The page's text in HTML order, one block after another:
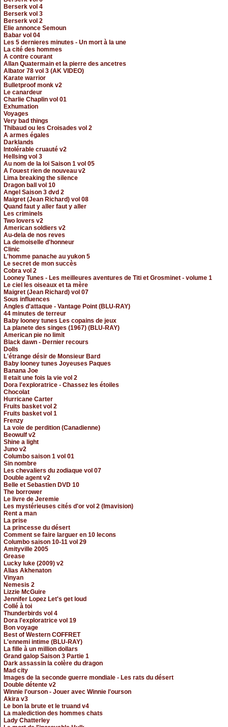
Berserk vol 4
Berserk vol 3
Berserk vol 2
Elie annonce Semoun
Babar vol 04
Les 5 dernieres minutes - Un mort à la une
La cité des hommes
A contre courant
Allan Quatermain et la pierre des ancetres
Albator 78 vol 3 (AK VIDEO)
Karate warrior
Bulletproof monk v2
Le canardeur
Charlie Chaplin vol 01
Exhumation
Voyages
Very bad things
Thibaud ou les Croisades vol 2
A armes égales
Darklands
Intolérable cruauté v2
Hellsing vol 3
Au nom de la loi Saison 1 vol 05
A l'ouest rien de nouveau v2
Lima breaking the silence
Dragon ball vol 10
Angel Saison 3 dvd 2
Maigret (Jean Richard) vol 08
Quand faut y aller faut y aller
Les criminels
Two lovers v2
American soldiers v2
Au-dela de nos reves
La demoiselle d'honneur
Clinic
L'homme panache au yukon 5
Le secret de mon succès
Cobra vol 2
Looney Tunes - Les meilleures aventures de Titi et Grosminet - volume 1
Le ciel les oiseaux et ta mère
Maigret (Jean Richard) vol 07
Sous influences
Angles d'attaque - Vantage Point (BLU-RAY)
44 minutes de terreur
Baby looney tunes Les copains de jeux
La planete des singes (1967) (BLU-RAY)
American pie no limit
Black dawn - Dernier recours
Dolls
L'étrange désir de Monsieur Bard
Baby looney tunes Joyeuses Paques
Banana Joe
Il etait une fois la vie vol 2
Dora l'exploratrice - Chassez les étoiles
Chocolat
Hurricane Carter
Fruits basket vol 2
Fruits basket vol 1
Frenzy
La voie de perdition (Canadienne)
Beowulf v2
Shine a light
Juno v2
Columbo saison 1 vol 01
Sin nombre
Les chevaliers du zodiaque vol 07
Double agent v2
Belle et Sebastien DVD 10
The borrower
Le livre de Jeremie
Les mystérieuses cités d'or vol 2 (Imavision)
Rent a man
La prise
La princesse du désert
Comment se faire larguer en 10 lecons
Columbo saison 10-11 vol 29
Amityville 2005
Grease
Lucky luke (2009) v2
Alias Akhenaton
Vinyan
Nemesis 2
Lizzie McGuire
Jennifer Lopez Let's get loud
Collé à toi
Thunderbirds vol 4
Dora l'exploratrice vol 19
Bon voyage
Best of Western COFFRET
L'ennemi intime (BLU-RAY)
La fille à un million dollars
Grand galop Saison 3 Partie 1
Dark assassin la colère du dragon
Mad city
Images de la seconde guerre mondiale - Les rats du désert
Double détente v2
Winnie l'ourson - Jouer avec Winnie l'ourson
Akira v3
Le bon la brute et le truand v4
La malediction des hommes chats
Lady Chatterley